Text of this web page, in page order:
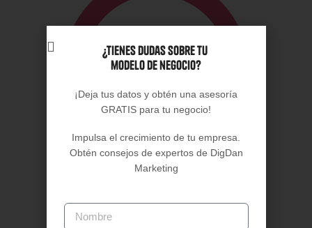
¿Tienes dudas sobre tu
financiera de tu proyecto?
¡Deja tus datos y obtén una asesoría
GRATIS para tu negocio!
Impulsa el crecimiento de tu empresa.
Obtén consejos de expertos de DigDan
Marketing